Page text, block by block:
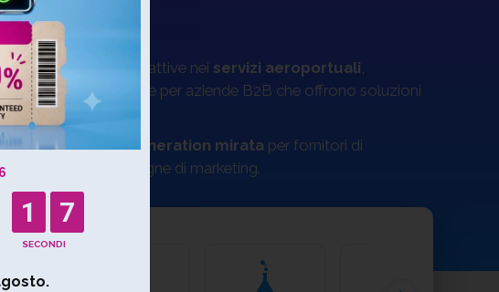
1 6
a contatti di aziende attive nei servizi aeroportuali,
database è ideale per aziende B2B che offrono soluzioni
dilead generation mirata per fornitori di
per le tue campagne di marketing.